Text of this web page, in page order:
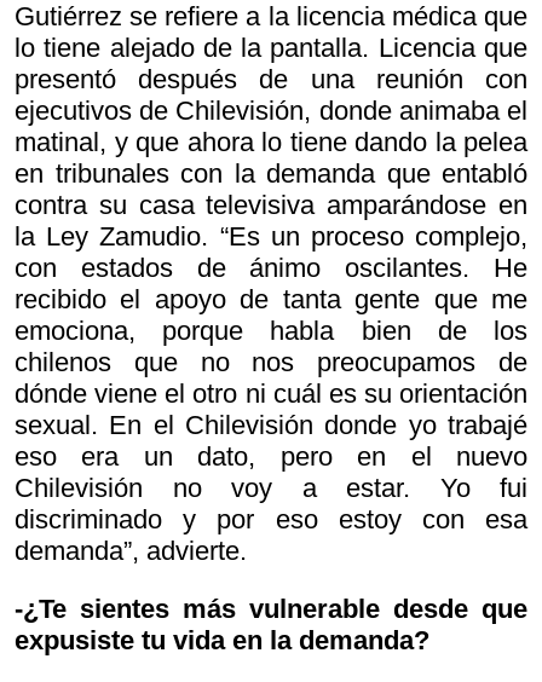
Gutiérrez se refiere a la licencia médica que
lo tiene alejado de la pantalla. Licencia que
presentó después de una reunión con
ejecutivos de Chilevisión, donde animaba el
matinal, y que ahora lo tiene dando la pelea
en tribunales con la demanda que entabló
contra su casa televisiva amparándose en
la Ley Zamudio. “Es un proceso complejo,
con estados de ánimo oscilantes. He
recibido el apoyo de tanta gente que me
emociona, porque habla bien de los
chilenos que no nos preocupamos de
dónde viene el otro ni cuál es su orientación
sexual. En el Chilevisión donde yo trabajé
eso era un dato, pero en el nuevo
Chilevisión no voy a estar. Yo fui
discriminado y por eso estoy con esa
demanda”, advierte.
-¿Te sientes más vulnerable desde que
expusiste tu vida en la demanda?